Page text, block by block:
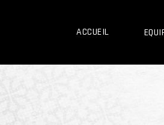
ACCUEIL